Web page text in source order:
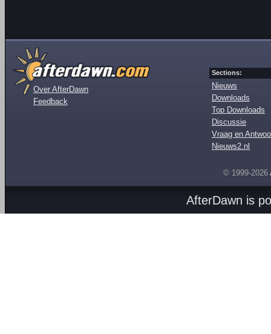
Over AfterDawn
Feedback
Sections:
Nieuws
Downloads
Top Downloads
Discussie
Vraag en
Nieuws2.nl
© 1999-2026
AfterDawn is